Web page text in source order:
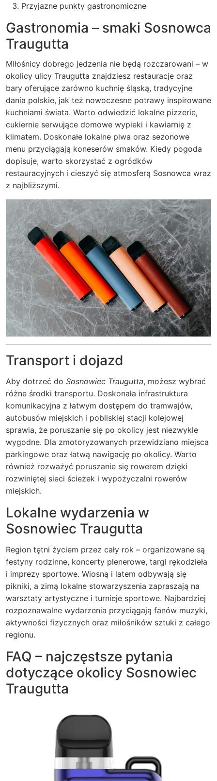
Przyjazne punkty gastronomiczne
Gastronomia – smaki Sosnowca
Traugutta
Miłośnicy dobrego jedzenia nie będą rozczarowani – w
okolicy ulicy Traugutta znajdziesz restauracje oraz
bary oferujące zarówno kuchnię śląską, tradycyjne
dania polskie, jak też nowoczesne potrawy inspirowane
kuchniami świata. Warto odwiedzić lokalne pizzerie,
cukiernie serwujące domowe wypieki i kawiarnię z
klimatem. Doskonałe lokalne piwa oraz sezonowe
menu przyciągają koneserów smaków. Kiedy pogoda
dopisuje, warto skorzystać z ogródków
restauracyjnych i cieszyć się atmosferą Sosnowca wraz
z najbliższymi.
Transport i dojazd
Aby dotrzeć do Sosnowiec Traugutta, możesz wybrać
różne środki transportu. Doskonała infrastruktura
komunikacyjna z łatwym dostępem do tramwajów,
autobusów miejskich i pobliskiej stacji kolejowej
sprawia, że poruszanie się po okolicy jest niezwykle
wygodne. Dla zmotoryzowanych przewidziano miejsca
parkingowe oraz łatwą nawigację po okolicy. Warto
również rozważyć poruszanie się rowerem dzięki
rozwiniętej sieci ścieżek i wypożyczalni rowerów
miejskich.
Lokalne wydarzenia w
Sosnowiec Traugutta
Region tętni życiem przez cały rok – organizowane są
festyny rodzinne, koncerty plenerowe, targi rękodzieła
i imprezy sportowe. Wiosną i latem odbywają się
pikniki, a zimą lokalne stowarzyszenia zapraszają na
warsztaty artystyczne i turnieje sportowe. Najbardziej
rozpoznawalne wydarzenia przyciągają fanów muzyki,
aktywności fizycznych oraz miłośników sztuki z całego
regionu.
FAQ – najczęstsze pytania
dotyczące okolicy Sosnowiec
Traugutta